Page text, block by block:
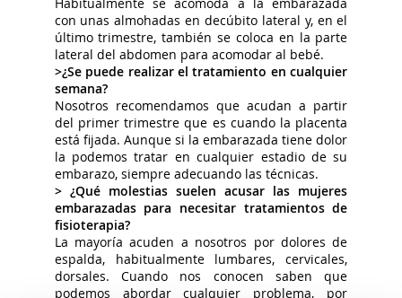
con unas almohadas en decúbito lateral y, en el
último trimestre, también se coloca en la parte
lateral del abdomen para acomodar al bebé.
>¿Se puede realizar el tratamiento en cualquier
semana?
Nosotros recomendamos que acudan a partir
del primer trimestre que es cuando la placenta
está fijada. Aunque si la embarazada tiene dolor
la podemos tratar en cualquier estadio de su
embarazo, siempre adecuando las técnicas.
> ¿Qué molestias suelen acusar las mujeres
embarazadas para necesitar tratamientos de
fisioterapia?
La mayoría acuden a nosotros por dolores de
espalda, habitualmente lumbares, cervicales,
dorsales. Cuando nos conocen saben que
podemos abordar cualquier problema, por